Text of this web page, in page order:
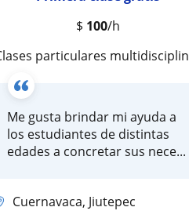
$ 100/h
Clases particulares multidisciplinar, con enfoque en ciencias
Me gusta brindar mi ayuda a
los estudiantes de distintas
edades a concretar sus nece...
Cuernavaca, Jiutepec